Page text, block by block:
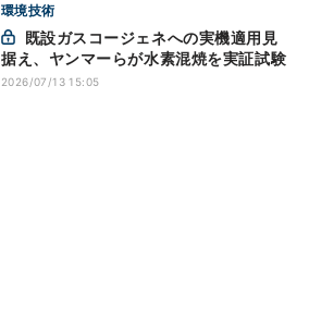
環境技術
据え、ヤンマーらが水素混焼を実証試験
2026/07/13 15:05